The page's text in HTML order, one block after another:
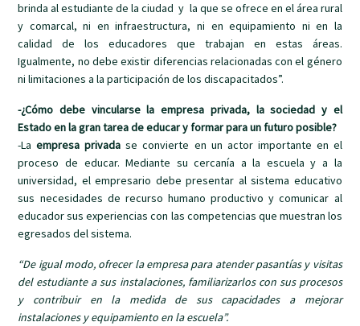
brinda al estudiante de la ciudad y la que se ofrece en el área rural
y comarcal, ni en infraestructura, ni en equipamiento ni en la
calidad de los educadores que trabajan en estas áreas.
Igualmente, no debe existir diferencias relacionadas con el género
ni limitaciones a la participación de los discapacitados”.
-¿Cómo debe vincularse la empresa privada, la sociedad y el
Estado en la gran tarea de educar y formar para un futuro posible?
-Laempresa privada se convierte en un actor importante en el
proceso de educar. Mediante su cercanía a la escuela y a la
universidad, el empresario debe presentar al sistema educativo
sus necesidades de recurso humano productivo y comunicar al
educador sus experiencias con las competencias que muestran los
egresados del sistema.
“De igual modo, ofrecer la empresa para atender pasantías y visitas
del estudiante a sus instalaciones, familiarizarlos con sus procesos
y contribuir en la medida de sus capacidades a mejorar
instalaciones y equipamiento en la escuela”.